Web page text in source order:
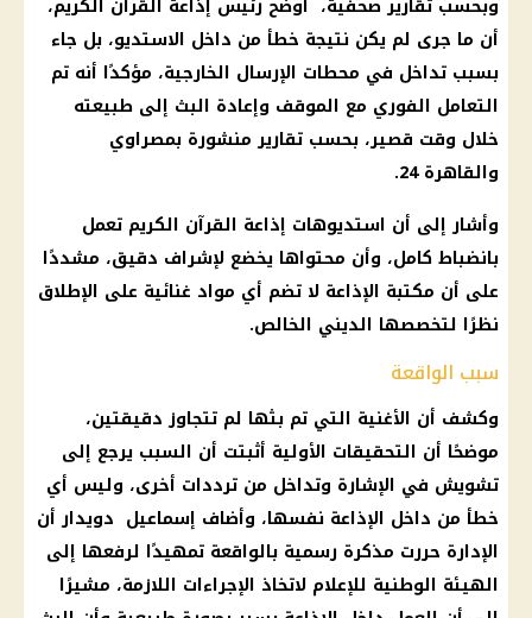
أن ما جرى لم يكن نتيجة خطأ من داخل الاستديو، بل جاء
بسبب تداخل في محطات الإرسال الخارجية، مؤكدًا أنه تم
التعامل الفوري مع الموقف وإعادة البث إلى طبيعته
خلال وقت قصير، بحسب تقارير منشورة بمصراوي
والقاهرة 24.
وأشار إلى أن استديوهات إذاعة القرآن الكريم تعمل
بانضباط كامل، وأن محتواها يخضع لإشراف دقيق، مشددًا
على أن مكتبة الإذاعة لا تضم أي مواد غنائية على الإطلاق
نظرًا لتخصصها الديني الخالص.
سبب الواقعة
وكشف أن الأغنية التي تم بثها لم تتجاوز دقيقتين،
موضحًا أن التحقيقات الأولية أثبتت أن السبب يرجع إلى
تشويش في الإشارة وتداخل من ترددات أخرى، وليس أي
خطأ من داخل الإذاعة نفسها، وأضاف إسماعيل دويدار أن
الإدارة حررت مذكرة رسمية بالواقعة تمهيدًا لرفعها إلى
الهيئة الوطنية للإعلام لاتخاذ الإجراءات اللازمة، مشيرًا